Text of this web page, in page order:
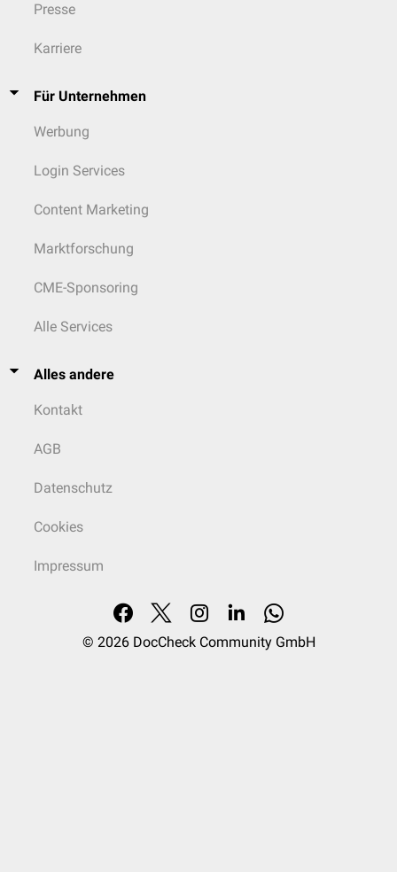
Presse
Karriere
Für Unternehmen
Werbung
Login Services
Content Marketing
Marktforschung
CME-Sponsoring
Alle Services
Alles andere
Kontakt
AGB
Datenschutz
Cookies
Impressum
© 2026 DocCheck Community GmbH